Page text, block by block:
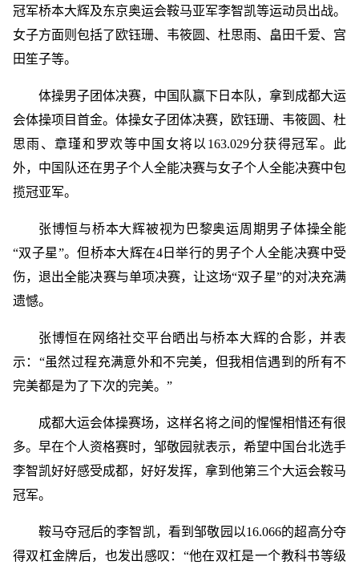
冠军桥本大辉及东京奥运会鞍马亚军李智凯等运动员出战。
女子方面则包括了欧钰珊、韦筱圆、杜思雨、畠田千爱、宫
田笙子等。
体操男子团体决赛，中国队赢下日本队，拿到成都大运
会体操项目首金。体操女子团体决赛，欧钰珊、韦筱圆、杜
思雨、章瑾和罗欢等中国女将以163.029分获得冠军。此
外，中国队还在男子个人全能决赛与女子个人全能决赛中包
揽冠亚军。
张博恒与桥本大辉被视为巴黎奥运周期男子体操全能
“双子星”。但桥本大辉在4日举行的男子个人全能决赛中受
伤，退出全能决赛与单项决赛，让这场“双子星”的对决充满
遗憾。
张博恒在网络社交平台晒出与桥本大辉的合影，并表
示：“虽然过程充满意外和不完美，但我相信遇到的所有不
完美都是为了下次的完美。”
成都大运会体操赛场，这样名将之间的惺惺相惜还有很
多。早在个人资格赛时，邹敬园就表示，希望中国台北选手
李智凯好好感受成都，好好发挥，拿到他第三个大运会鞍马
冠军。
鞍马夺冠后的李智凯，看到邹敬园以16.066的超高分夺
得双杠金牌后，也发出感叹：“他在双杠是一个教科书等级